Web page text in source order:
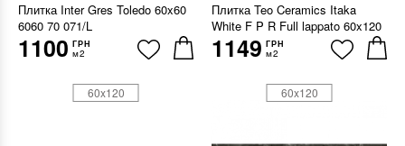
Плитка Inter Gres Toledo 60x60
6060 70 071/L
1100 ГРН
м2
Плитка Teo Ceramics Itaka
White F P R Full lappato 60x120
1149 ГРН
м2
60x120 60x120